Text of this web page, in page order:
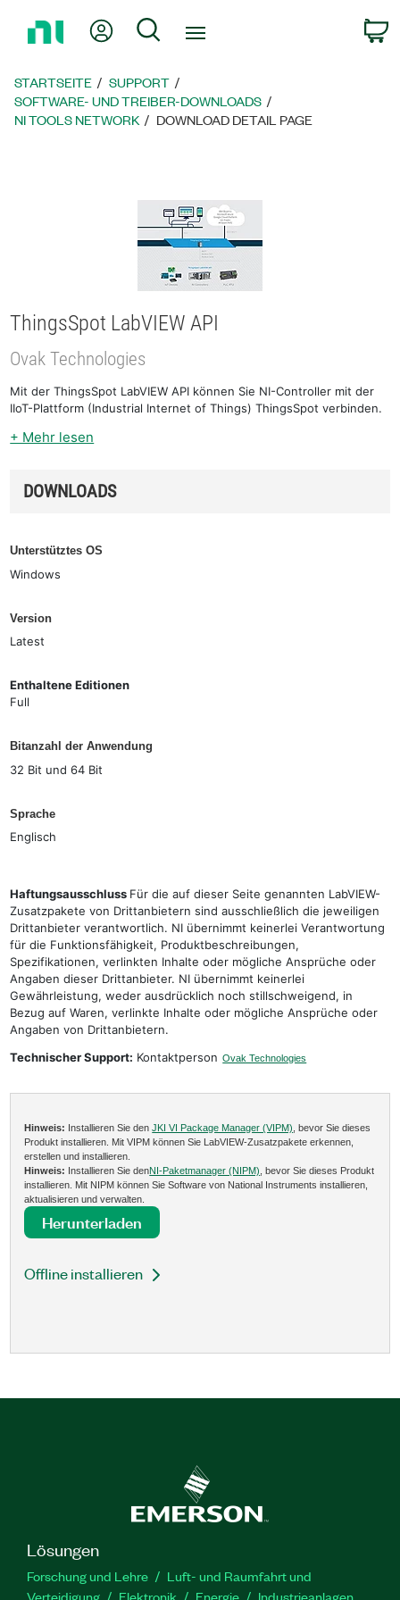
zur
Mein KontoSuche
STARTSEITE
SUPPORT
SOFTWARE- UND TREIBER-DOWNLOADS
NI TOOLS NETWORK
DOWNLOAD DETAIL PAGE
ThingsSpot LabVIEW API
Ovak Technologies
Mit der ThingsSpot LabVIEW API können Sie NI-Controller mit der
IIoT-Plattform (Industrial Internet of Things) ThingsSpot verbinden.
+ Mehr lesen
DOWNLOADS
Unterstütztes OS
Windows
Version
Latest
Enthaltene Editionen
Full
Bitanzahl der Anwendung
32 Bit und 64 Bit
Sprache
Englisch
Haftungsausschluss Für die auf dieser Seite genannten LabVIEW-
Zusatzpakete von Drittanbietern sind ausschließlich die jeweiligen
Drittanbieter verantwortlich. NI übernimmt keinerlei Verantwortung
für die Funktionsfähigkeit, Produktbeschreibungen,
Spezifikationen, verlinkten Inhalte oder mögliche Ansprüche oder
Angaben dieser Drittanbieter. NI übernimmt keinerlei
Gewährleistung, weder ausdrücklich noch stillschweigend, in
Bezug auf Waren, verlinkte Inhalte oder mögliche Ansprüche oder
Angaben von Drittanbietern.
Technischer Support: Kontaktperson Ovak Technologies
Hinweis: Installieren Sie denJKI VI Package Manager (VIPM) , bevor Sie dieses
Produkt installieren. Mit VIPM können Sie LabVIEW-Zusatzpakete erkennen,
erstellen und installieren.
Hinweis: Installieren Sie denNI-Paketmanager (NIPM) , bevor Sie dieses Produkt
installieren. Mit NIPM können Sie Software von National Instruments installieren,
aktualisieren und verwalten.
Herunterladen
Offline installieren
Lösungen
Forschung und Lehre
Luft- und Raumfahrt und
Verteidigung
Elektronik Energie
Industrieanlagen